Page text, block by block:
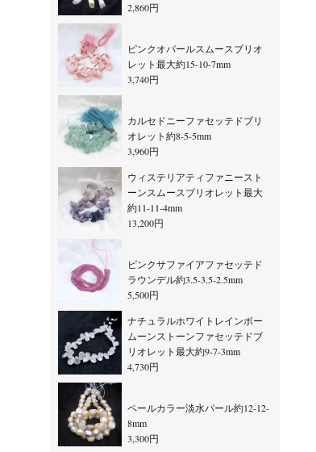
2,860円
ピンクオパールスムースブリオ
レット最大約15-10-7mm
3,740円
カルセドニーファセッテドブリ
オレット約8-5-5mm
3,960円
ウィステリアティファニースト
ーンスムースブリオレット最大
約11-11-4mm
13,200円
ピンクサファイアファセッテド
ラウンデル約3.5-3.5-2.5mm
5,500円
ナチュラルホワイトレインボー
ムーンストーンファセッテドブ
リオレット最大約9-7-3mm
4,730円
ペールカラー淡水パール約12-12-
8mm
3,300円